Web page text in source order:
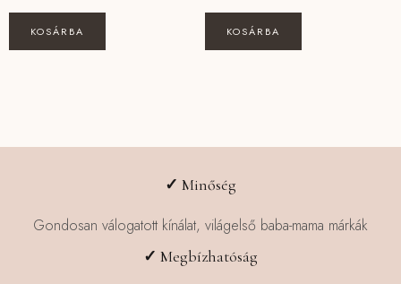
KOSÁRBA KOSÁRBA
✓ Minőség
Gondosan válogatott kínálat, világelső baba-mama márkák
✓ Megbízhatóság